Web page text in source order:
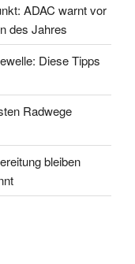
ADAC warnt vor
des Jahres
Diese Tipps
Radwege
bleiben